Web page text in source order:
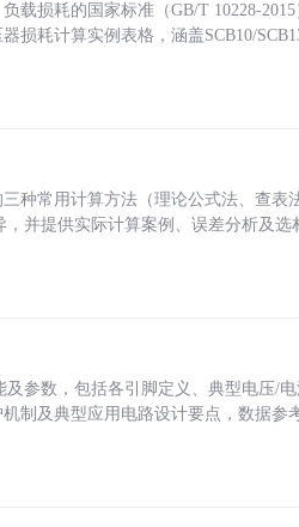
载损耗的国家标准（GB/T 10228-
损耗计算实例表格，涵盖SCB10/
种常用计算方法（理论公式法、查表
，并提供实际计算案例、误差分析及
及参数，包括各引脚定义、典型电压/
制及典型应用电路设计要点，数据参